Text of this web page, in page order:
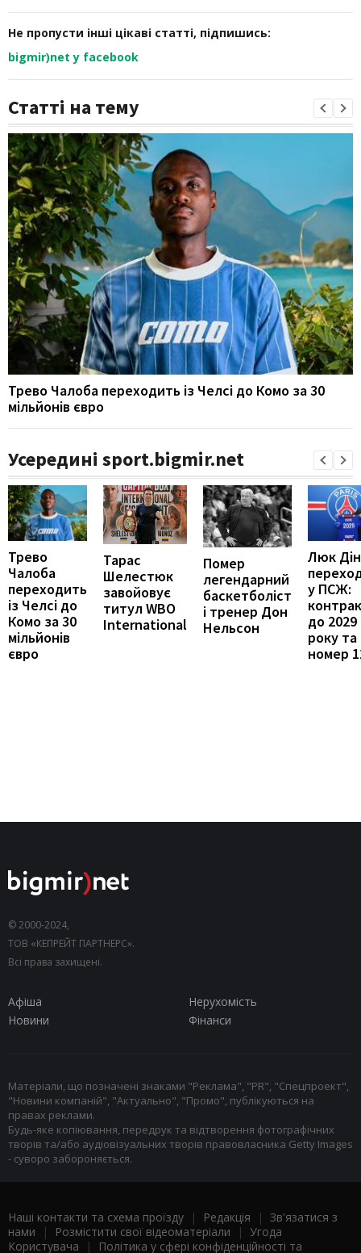
Не пропусти інші цікаві статті, підпишись:
bigmir)net у facebook
Статті на тему
Трево Чалоба переходить із Челсі до Комо за 30
мільйонів євро
Усередині sport.bigmir.net
Трево
Чалоба
переходить
із Челсі до
Комо за 30
мільйонів
євро
Тарас
Шелестюк
завойовує
титул WBO
International
Помер
легендарний
баскетболіст
і тренер Дон
Нельсон
Люк
у ПСЖ:
до 2029
року та
номер
© 2000-2024,
ТОВ «КЕПРЕЙТ ПАРТНЕРС».
Всі права захищені.
Афіша
Нерухомість
Новини
Фінанси
Матеріали, що позначені знаками "Реклама", "PR", "Спецпроект",
"Новини компаній", "Актуально", "Промо", публікуються на
правах реклами.
Будь-яке копіювання, передрук та відтворення фотографічних
творів та/або аудіовізуальних творів правовласника Getty Images
- суворо забороняється.
Наші контакти та схема проїзду | Редакція | Зв'язатися з
нами | Розмістити свої відеоматеріали | Угода
Користувача | Політика у сфері конфіденційності та